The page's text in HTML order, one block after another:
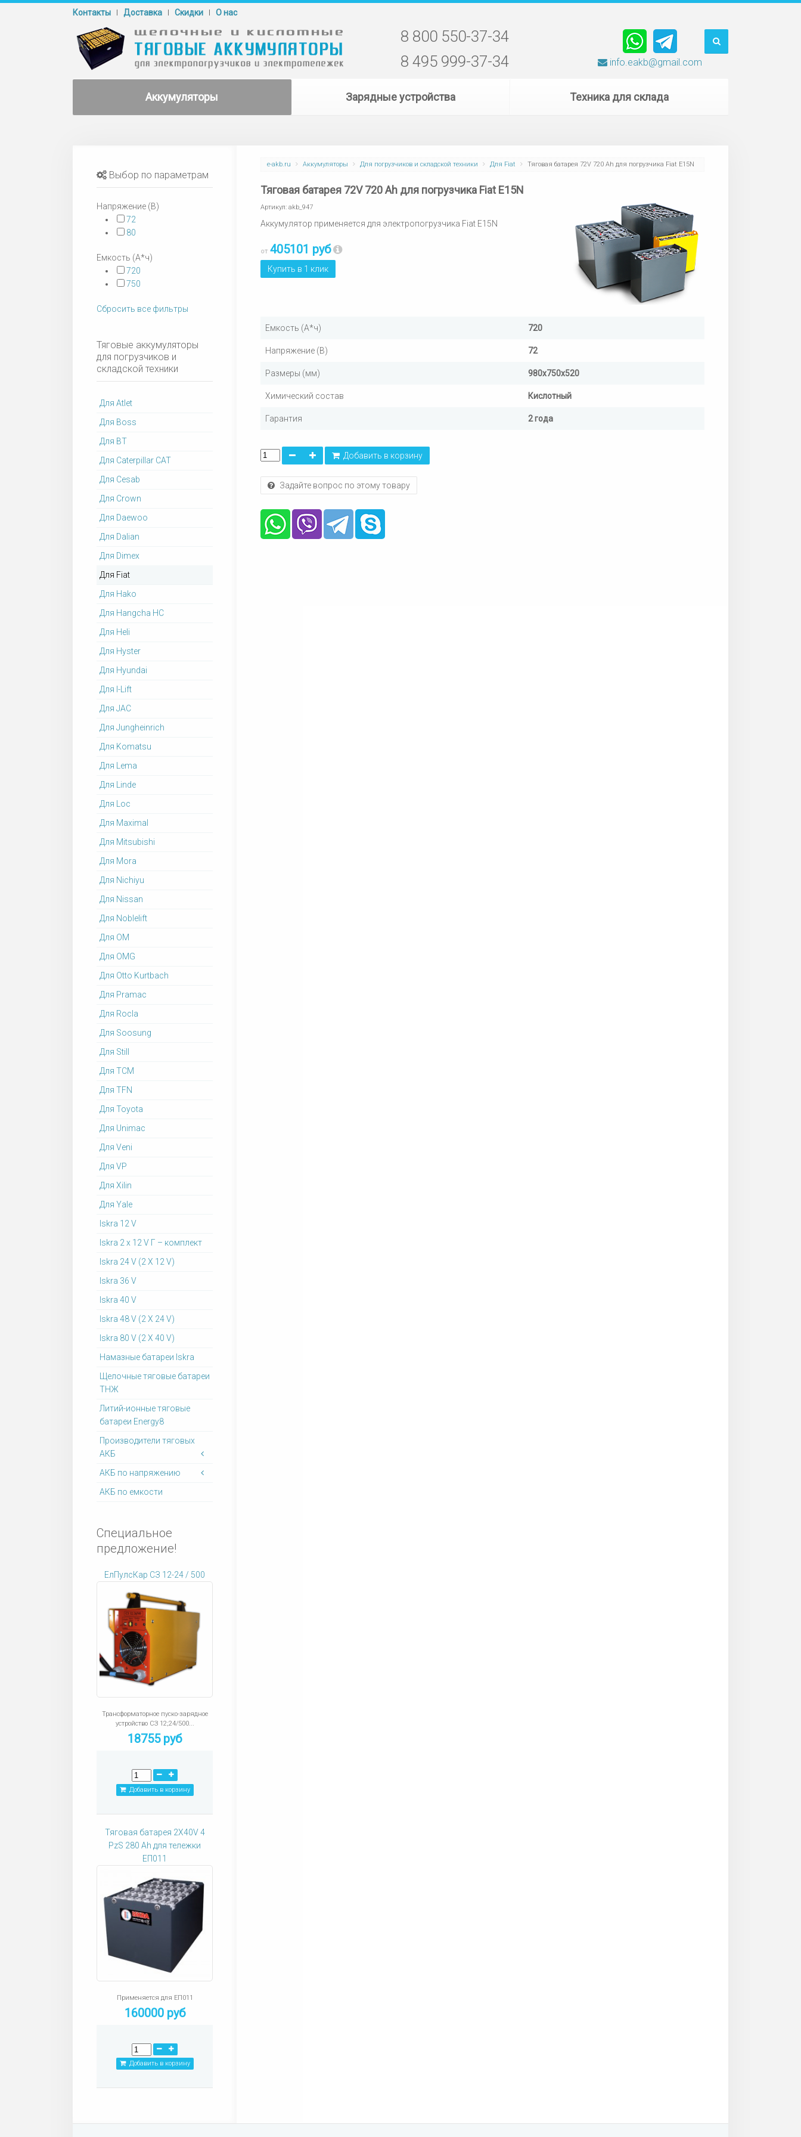
Контакты Доставка Cкидки О нас
8 800 550-37-34
8 495 999-37-34
info.eakb@gmail.com
Аккумуляторы Зарядные устройства Техника для склада
e-akb.ru Аккумуляторы Для погрузчиков и складской техники Для Fiat Тяговая батарея 72V 720 Ah для погрузчика Fiat E15N
Тяговая батарея 72V 720 Ah для погрузчика Fiat E15N
Артикул: akb_947
Аккумулятор применяется для электропогрузчика Fiat E15N
от 405101 руб
Купить в 1 клик
Емкость (А*ч) 720
Напряжение (В) 72
Размеры (мм) 980х750х520
Химический состав Кислотный
Гарантия 2 года
Добавить в корзину
Задайте вопрос по этому товару
Выбор по параметрам
Напряжение (В)
72
80
Емкость (А*ч)
720
750
Сбросить все фильтры
Тяговые аккумуляторы
для погрузчиков и
складской техники
Для Atlet
Для Boss
Для BT
Для Caterpillar CAT
Для Cesab
Для Crown
Для Daewoo
Для Dalian
Для Dimex
Для Fiat
Для Hako
Для Hangcha HC
Для Heli
Для Hyster
Для Hyundai
Для I-Lift
Для JAC
Для Jungheinrich
Для Komatsu
Для Lema
Для Linde
Для Loc
Для Maximal
Для Mitsubishi
Для Mora
Для Nichiyu
Для Nissan
Для Noblelift
Для OM
Для OMG
Для Otto Kurtbach
Для Pramac
Для Rocla
Для Soosung
Для Still
Для TCM
Для TFN
Для Toyota
Для Unimac
Для Veni
Для VP
Для Xilin
Для Yale
Iskra 12 V
Iskra 2 x 12 V Г – комплект
Iskra 24 V (2 X 12 V)
Iskra 36 V
Iskra 40 V
Iskra 48 V (2 X 24 V)
Iskra 80 V (2 X 40 V)
Намазные батареи Iskra
Щелочные тяговые батареи
ТНЖ
Литий-ионные тяговые
батареи Energy8
Производители тяговых
АКБ
АКБ по напряжению
АКБ по емкости
Специальное
предложение!
ЕлПулсКар СЗ 12-24 / 500
Трансформаторное пуско-зарядное
устройство СЗ 12;24/500...
18755 руб
Добавить в корзину
Тяговая батарея 2X40V 4
PzS 280 Ah для тележки
ЕП011
Применяется для ЕП011
160000 руб
Добавить в корзину